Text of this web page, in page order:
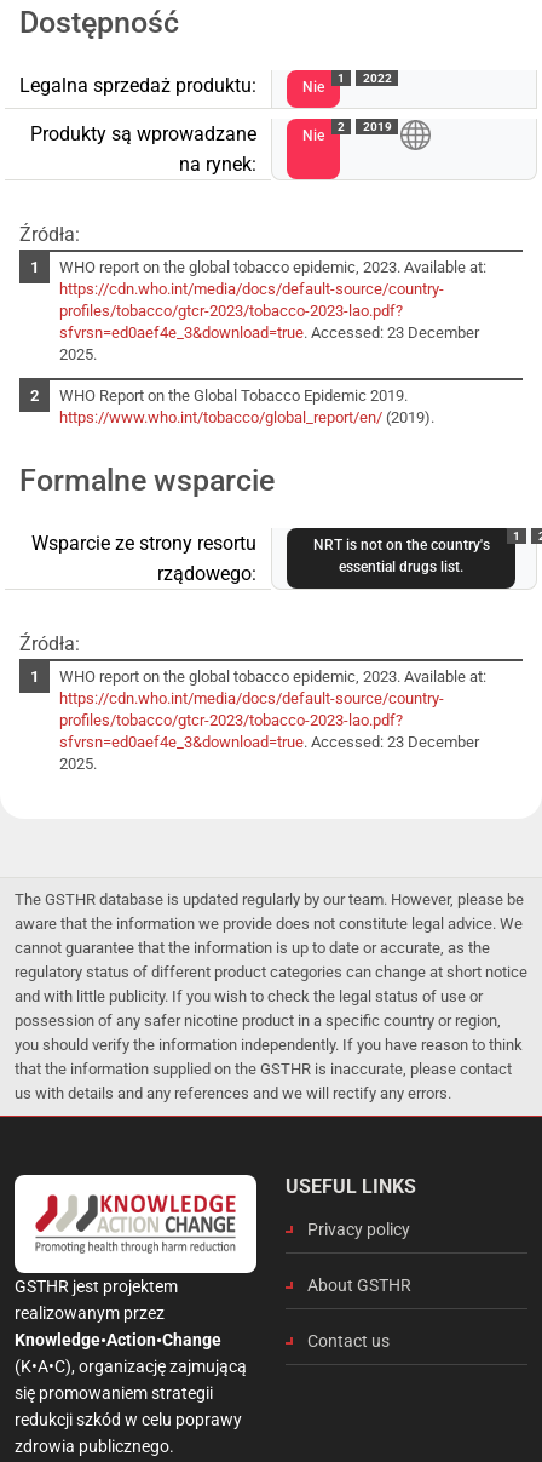
Dostępność
Legalna sprzedaż produktu: Nie
1 2022
Produkty są wprowadzane
na rynek:
Nie
2 2019
Źródła:
WHO report on the global tobacco epidemic, 2023. Available at:
https://cdn.who.int/media/docs/default-source/country-
profiles/tobacco/gtcr-2023/tobacco-2023-lao.pdf?
sfvrsn=ed0aef4e_3&download=true. Accessed: 23 December
2025.
WHO Report on the Global Tobacco Epidemic 2019.
https://www.who.int/tobacco/global_report/en/ (2019).
Formalne wsparcie
Wsparcie ze strony resortu
rządowego:
NRT is not on the country's
essential drugs list.
1
Źródła:
WHO report on the global tobacco epidemic, 2023. Available at:
https://cdn.who.int/media/docs/default-source/country-
profiles/tobacco/gtcr-2023/tobacco-2023-lao.pdf?
sfvrsn=ed0aef4e_3&download=true. Accessed: 23 December
2025.
The GSTHR database is updated regularly by our team. However, please be
aware that the information we provide does not constitute legal advice. We
cannot guarantee that the information is up to date or accurate, as the
regulatory status of different product categories can change at short notice
and with little publicity. If you wish to check the legal status of use or
possession of any safer nicotine product in a specific country or region,
you should verify the information independently. If you have reason to think
that the information supplied on the GSTHR is inaccurate, please contact
us with details and any references and we will rectify any errors.
GSTHR jest projektem
realizowanym przez
Knowledge•Action•Change
(K•A•C), organizację zajmującą
się promowaniem strategii
redukcji szkód w celu poprawy
zdrowia publicznego.
USEFUL LINKS
Privacy policy
About GSTHR
Contact us